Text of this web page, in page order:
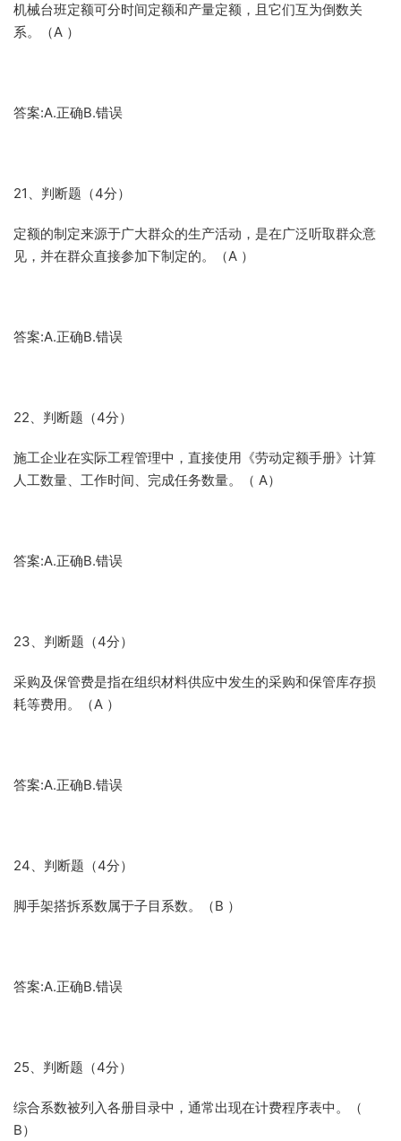
机械台班定额可分时间定额和产量定额，且它们互为倒数关
系。（A ）
答案:A.正确B.错误
21、判断题（4分）
定额的制定来源于广大群众的生产活动，是在广泛听取群众意
见，并在群众直接参加下制定的。（A ）
答案:A.正确B.错误
22、判断题（4分）
施工企业在实际工程管理中，直接使用《劳动定额手册》计算
人工数量、工作时间、完成任务数量。（ A）
答案:A.正确B.错误
23、判断题（4分）
采购及保管费是指在组织材料供应中发生的采购和保管库存损
耗等费用。（A ）
答案:A.正确B.错误
24、判断题（4分）
脚手架搭拆系数属于子目系数。（B ）
答案:A.正确B.错误
25、判断题（4分）
综合系数被列入各册目录中，通常出现在计费程序表中。（
B）